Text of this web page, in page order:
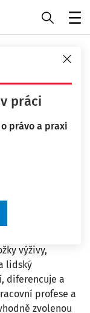
práci
právo a praxi
výživy,
lidský
diferencuje a
profese a
zvolenou